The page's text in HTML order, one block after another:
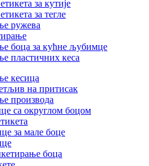
за кутије
за тегле
ружева
боца за кућне љубимце
пластичних кеса
кесица
на притисак
производа
са округлом боцом
за мале боце
боца